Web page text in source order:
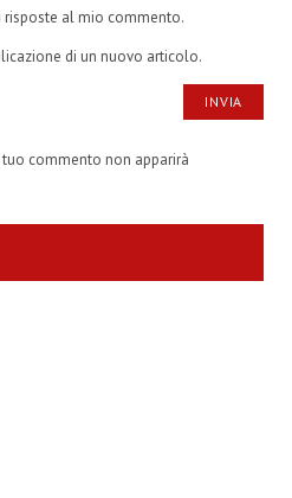
risposte al mio commento.
di un nuovo articolo.
commento non apparirà